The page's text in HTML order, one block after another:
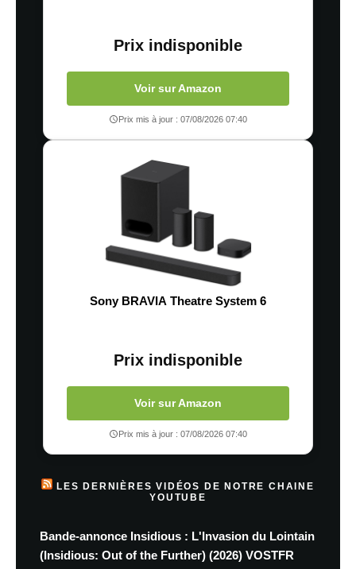
Prix indisponible
Voir sur Amazon
Prix mis à jour : 07/08/2026 07:40
Sony BRAVIA Theatre System 6
Prix indisponible
Voir sur Amazon
Prix mis à jour : 07/08/2026 07:40
LES DERNIÈRES VIDÉOS DE NOTRE CHAINE
YOUTUBE
Bande-annonce Insidious : L'Invasion du Lointain
(Insidious: Out of the Further) (2026) VOSTFR